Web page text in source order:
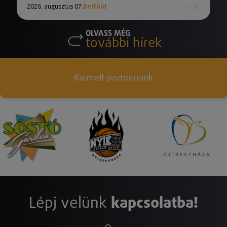
2026. augusztus 07.Belföld
OLVASS MÉG
további hírek
Kiemelt partnereink
Lépj velünk kapcsolatba!